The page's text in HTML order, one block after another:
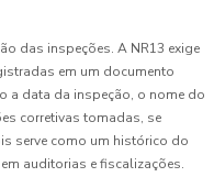
das inspeções. A NR13 exige
em um documento
a data da inspeção, o nome do
corretivas tomadas, se
serve como um histórico do
auditorias e fiscalizações.